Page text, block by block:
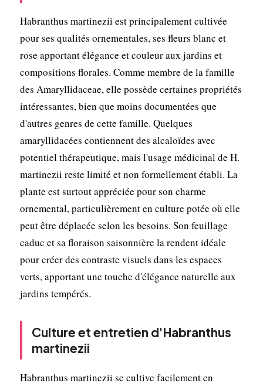
Habranthus martinezii est principalement cultivée
pour ses qualités ornementales, ses fleurs blanc et
rose apportant élégance et couleur aux jardins et
compositions florales. Comme membre de la famille
des Amaryllidaceae, elle possède certaines propriétés
intéressantes, bien que moins documentées que
d'autres genres de cette famille. Quelques
amaryllidacées contiennent des alcaloïdes avec
potentiel thérapeutique, mais l'usage médicinal de H.
martinezii reste limité et non formellement établi. La
plante est surtout appréciée pour son charme
ornemental, particulièrement en culture potée où elle
peut être déplacée selon les besoins. Son feuillage
caduc et sa floraison saisonnière la rendent idéale
pour créer des contraste visuels dans les espaces
verts, apportant une touche d'élégance naturelle aux
jardins tempérés.
Culture et entretien d'Habranthus
martinezii
Habranthus martinezii se cultive facilement en